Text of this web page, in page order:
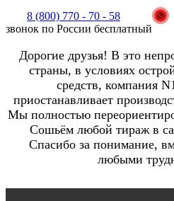
8 (800) 770 - 70 - 58
звонок по России бесплатный
Дорогие друзья! В это
страны, в условиях
средств, компания
приостанавливает
Мы полностью
Сошьём любой тираж в
Спасибо за понимание,
любыми